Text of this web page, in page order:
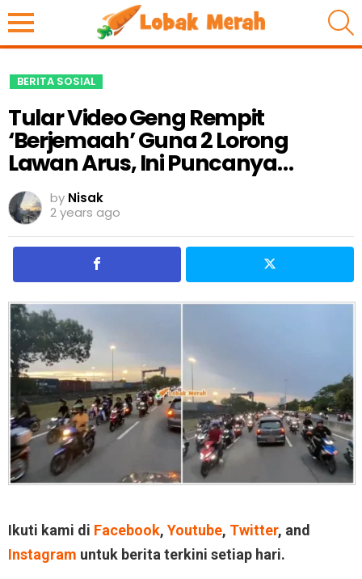
BERITA SOSIAL
Tular Video Geng Rempit
‘Berjemaah’ Guna 2 Lorong
Lawan Arus, Ini Puncanya…
by Nisak
2 years ago
Ikuti kami di Facebook, Youtube, Twitter, and
Instagram untuk berita terkini setiap hari.